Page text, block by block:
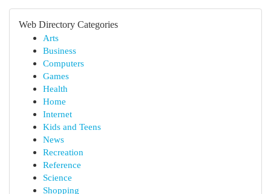
Web Directory Categories
Arts
Business
Computers
Games
Health
Home
Internet
Kids and Teens
News
Recreation
Reference
Science
Shopping